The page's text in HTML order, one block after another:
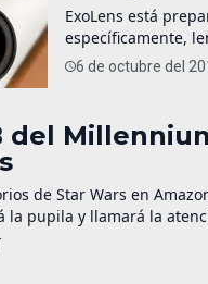
ExoLens está
específicamente,
empujón a la
Wide, Telephoto
6 de octubre del
del
de Star Wars en
pupila y llamará la
nave de la rebelión